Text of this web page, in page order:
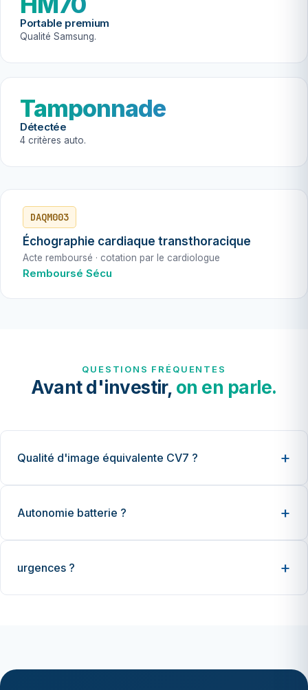
Portable premium
Qualité Samsung.
Tamponnade
Détectée
4 critères auto.
DAQM003
Échographie cardiaque transthoracique
Acte remboursé · cotation par le cardiologue
Remboursé Sécu
QUESTIONS FRÉQUENTES
Avant d'investir, on en parle.
Qualité d'image équivalente CV7 ?
Autonomie batterie ?
urgences ?